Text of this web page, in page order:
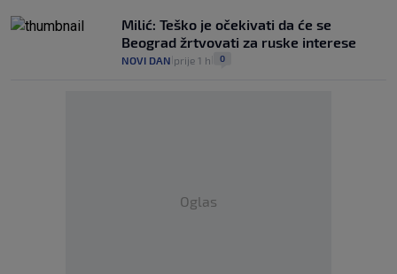
Milić: Teško je očekivati da će se
Beograd žrtvovati za ruske interese
NOVI DAN prije 1 h 0
Oglas